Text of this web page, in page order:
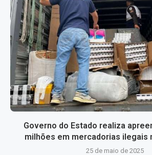
Governo do Estado realiza
milhões em mercadorias ilegais
25 de maio de 2025